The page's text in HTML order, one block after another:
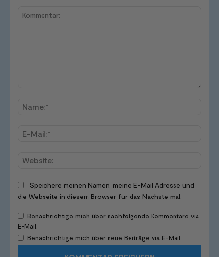
Speichere meinen Namen, meine E-Mail Adresse und
die Webseite in diesem Browser für das Nächste mal.
Benachrichtige mich über nachfolgende Kommentare via
E-Mail.
Benachrichtige mich über neue Beiträge via E-Mail.